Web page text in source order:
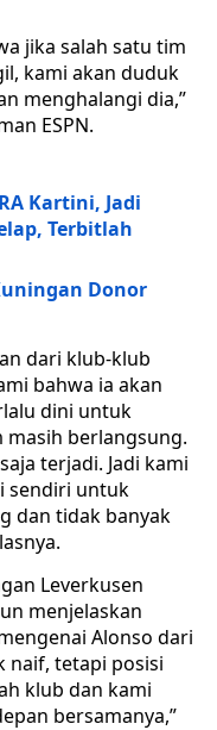
jika salah satu tim
kami akan duduk
menghalangi dia,”
ESPN.
Kartini, Jadi
Terbitlah
Donor
dari klub-klub
bahwa ia akan
dini untuk
masih berlangsung.
terjadi. Jadi kami
sendiri untuk
dan tidak banyak
Leverkusen
menjelaskan
Alonso dari
naif, tetapi posisi
klub dan kami
bersamanya,”